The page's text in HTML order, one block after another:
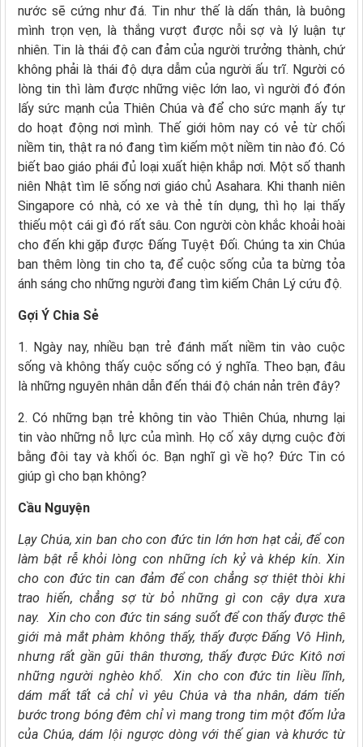
nước sẽ cứng như đá. Tin như thế là dấn thân, là buông
mình trọn vẹn, là thắng vượt được nỗi sợ và lý luận tự
nhiên. Tin là thái độ can đảm của người trưởng thành, chứ
không phải là thái độ dựa dẫm của người ấu trĩ. Người có
lòng tin thì làm được những việc lớn lao, vì người đó đón
lấy sức mạnh của Thiên Chúa và để cho sức mạnh ấy tự
do hoạt động nơi mình. Thế giới hôm nay có vẻ từ chối
niềm tin, thật ra nó đang tìm kiếm một niềm tin nào đó. Có
biết bao giáo phái đủ loại xuất hiện khắp nơi. Một số thanh
niên Nhật tìm lẽ sống nơi giáo chủ Asahara. Khi thanh niên
Singapore có nhà, có xe và thẻ tín dụng, thì họ lại thấy
thiếu một cái gì đó rất sâu. Con người còn khắc khoải hoài
cho đến khi gặp được Ðấng Tuyệt Ðối. Chúng ta xin Chúa
ban thêm lòng tin cho ta, để cuộc sống của ta bừng tỏa
ánh sáng cho những người đang tìm kiếm Chân Lý cứu độ.
Gợi Ý Chia Sẻ
1. Ngày nay, nhiều bạn trẻ đánh mất niềm tin vào cuộc
sống và không thấy cuộc sống có ý nghĩa. Theo bạn, đâu
là những nguyên nhân dẫn đến thái độ chán nản trên đây?
2. Có những bạn trẻ không tin vào Thiên Chúa, nhưng lại
tin vào những nỗ lực của mình. Họ cố xây dựng cuộc đời
bằng đôi tay và khối óc. Bạn nghĩ gì về họ? Ðức Tin có
giúp gì cho bạn không?
Cầu Nguyện
Lạy Chúa, xin ban cho con đức tin lớn hơn hạt cải, để con
làm bật rễ khỏi lòng con những ích kỷ và khép kín. Xin
cho con đức tin can đảm để con chẳng sợ thiệt thòi khi
trao hiến, chẳng sợ từ bỏ những gì con cậy dựa xưa
nay. Xin cho con đức tin sáng suốt để con thấy được thế
giới mà mắt phàm không thấy, thấy được Ðấng Vô Hình,
nhưng rất gần gũi thân thương, thấy được Ðức Kitô nơi
những người nghèo khổ.Xin cho con đức tin liều lĩnh,
dám mất tất cả chỉ vì yêu Chúa và tha nhân, dám tiến
bước trong bóng đêm chỉ vì mang trong tim một đốm lửa
của Chúa, dám lội ngược dòng với thế gian và khước từ